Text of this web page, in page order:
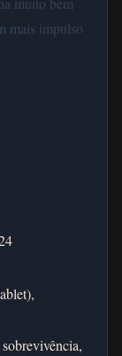
mais impulso